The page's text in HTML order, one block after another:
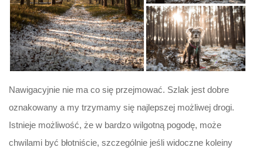
Nawigacyjnie nie ma co się przejmować. Szlak jest dobre
oznakowany a my trzymamy się najlepszej możliwej drogi.
Istnieje możliwość, że w bardzo wilgotną pogodę, może
chwilami być błotniście, szczególnie jeśli widoczne koleiny